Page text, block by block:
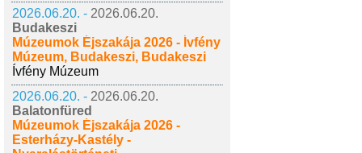
2026.06.20. - 2026.06.20.
Budakeszi
Múzeumok Éjszakája 2026 - Ívfény
Múzeum, Budakeszi, Budakeszi
Ívfény Múzeum
2026.06.20. - 2026.06.20.
Balatonfüred
Múzeumok Éjszakája 2026 -
Esterházy-Kastély -